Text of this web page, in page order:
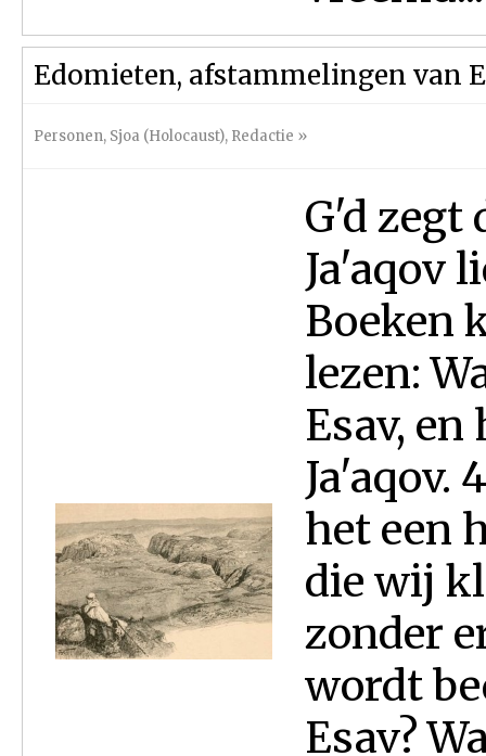
Edomieten, afstammelingen van
Personen, Sjoa (Holocaust), Redactie »
G'd zegt
Ja'aqov
Boeken
lezen:
Esav,
Ja'aqov.
het een
die wij
zonder
wordt
Esav?